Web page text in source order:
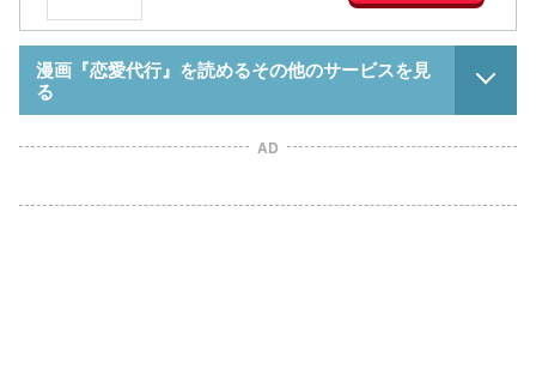
漫画『恋愛代行』を読めるその他のサービスを見
る
AD